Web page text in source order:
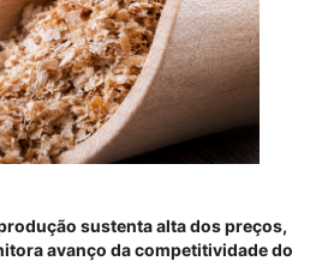
sustenta alta dos preços,
avanço da competitividade do